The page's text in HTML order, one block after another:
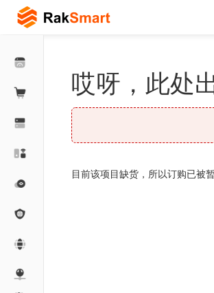
哎呀，此处
目前该项目缺货，所以订购已被